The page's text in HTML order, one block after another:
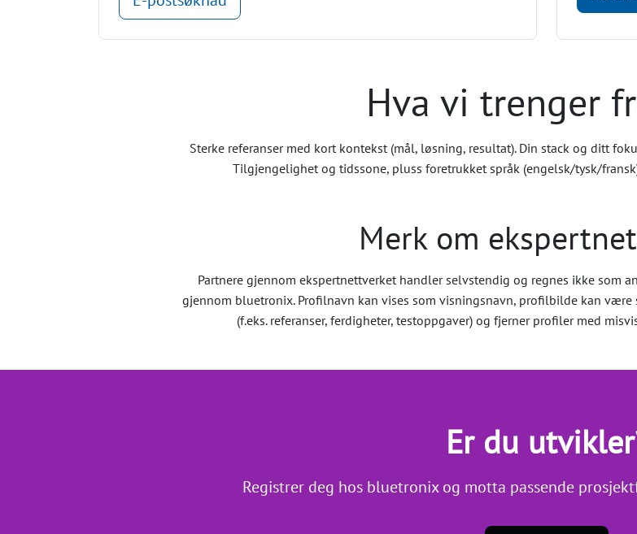
Hva vi trenger
Sterke referanser med kort kontekst (mål, løsning, resultat). Din stack og ditt
Tilgjengelighet og tidssone, pluss foretrukket språk (engelsk/tysk/
Merk om
Partnere gjennom ekspertnettverket handler selvstendig og regnes ikke som
gjennom bluetronix. Profilnavn kan vises som visningsnavn, profilbilde kan
(f.eks. referanser, ferdigheter, testoppgaver) og fjerner profiler med
Er du
Registrer deg hos bluetronix og motta passende